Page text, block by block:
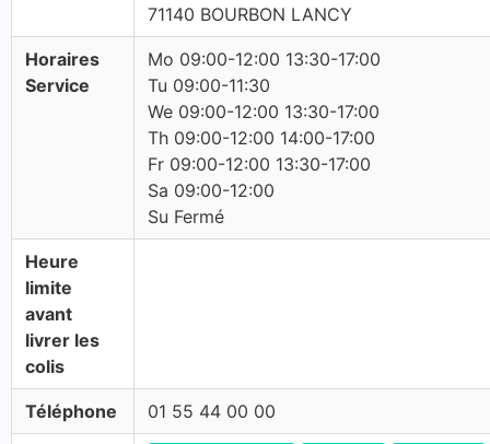
71140 BOURBON LANCY
Horaires
Service
Mo 09:00-12:00 13:30-17:00
Tu 09:00-11:30
We 09:00-12:00 13:30-17:00
Th 09:00-12:00 14:00-17:00
Fr 09:00-12:00 13:30-17:00
Sa 09:00-12:00
Su Fermé
Heure
limite
avant
livrer les
colis
Téléphone 01 55 44 00 00